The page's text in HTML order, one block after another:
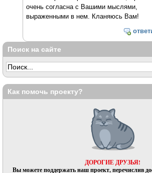
очень согласна с Вашими мыслями,
выраженными в нем. Кланяюсь Вам!
Поиск на сайте
Как помочь проекту?
ДОРОГИЕ ДРУЗЬЯ!
Вы можете поддержать наш проект, перечислив